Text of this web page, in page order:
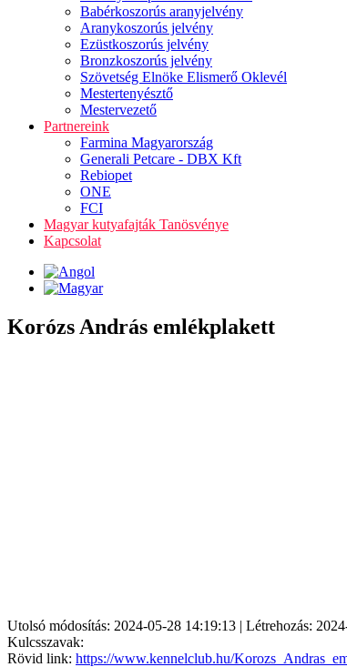
Babérkoszorús aranyjelvény
Aranykoszorús jelvény
Ezüstkoszorús jelvény
Bronzkoszorús jelvény
Szövetség Elnöke Elismerő Oklevél
Mestertenyésztő
Mestervezető
Partnereink
Farmina Magyarország
Generali Petcare - DBX Kft
Rebiopet
ONE
FCI
Magyar kutyafajták Tanösvénye
Kapcsolat
Korózs András emlékplakett
Utolsó módosítás: 2024-05-28 14:19:13 | Létrehozás:
Kulcsszavak:
Rövid link: https://www.kennelclub.hu/